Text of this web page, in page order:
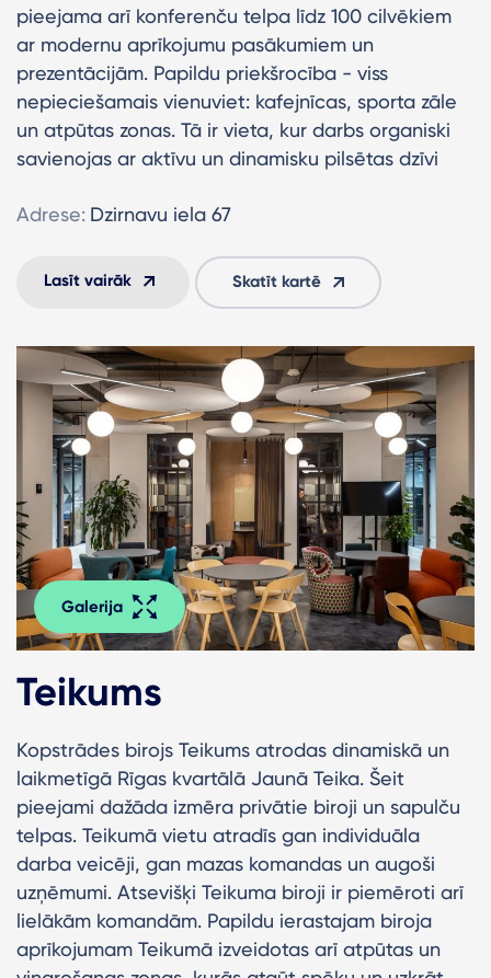
pieejama arī konferenču telpa līdz 100 cilvēkiem
ar modernu aprīkojumu pasākumiem un
prezentācijām. Papildu priekšrocība - viss
nepieciešamais vienuviet: kafejnīcas, sporta zāle
un atpūtas zonas. Tā ir vieta, kur darbs organiski
savienojas ar aktīvu un dinamisku pilsētas dzīvi
Adrese: Dzirnavu iela 67
Lasīt vairāk Skatīt kartē
Galerija
Teikums
Kopstrādes birojs Teikums atrodas dinamiskā un
laikmetīgā Rīgas kvartālā Jaunā Teika. Šeit
pieejami dažāda izmēra privātie biroji un sapulču
telpas. Teikumā vietu atradīs gan individuāla
darba veicēji, gan mazas komandas un augoši
uzņēmumi. Atsevišķi Teikuma biroji ir piemēroti arī
lielākām komandām. Papildu ierastajam biroja
aprīkojumam Teikumā izveidotas arī atpūtas un